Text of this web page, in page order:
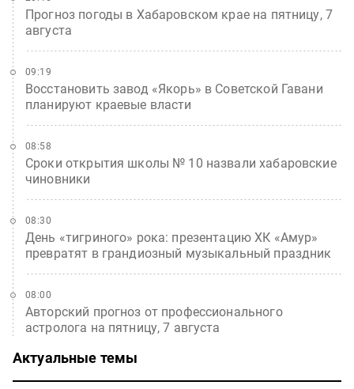
Прогноз погоды в Хабаровском крае на пятницу, 7
августа
Восстановить завод «Якорь» в Советской Гавани
планируют краевые власти
09:19
Сроки открытия школы № 10 назвали хабаровские
чиновники
08:58
День «тигриного» рока: презентацию ХК «Амур»
превратят в грандиозный музыкальный праздник
08:30
Авторский прогноз от профессионального
астролога на пятницу, 7 августа
08:00
Актуальные темы